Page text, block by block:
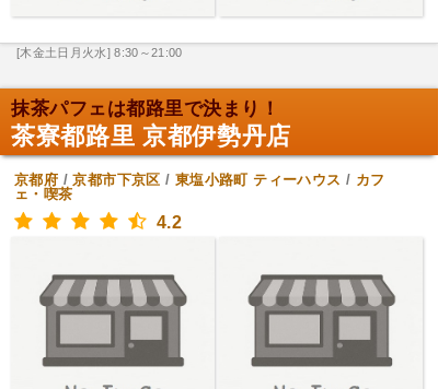
[木金土日月火水] 8:30～21:00
抹茶パフェは都路里で決まり！
茶寮都路里 京都伊勢丹店
京都府 /京都市下京区 / 東塩小路町 ティーハウス / カフ
ェ・喫茶
4.2